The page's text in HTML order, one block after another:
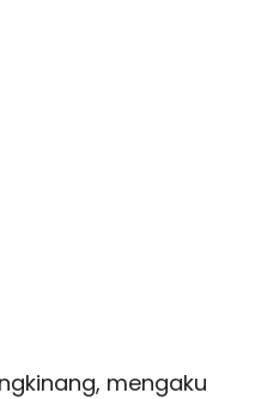
mengaku